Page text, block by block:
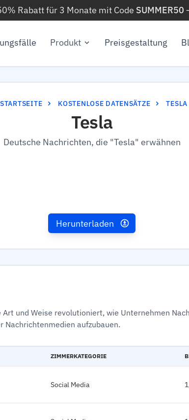
Rabatt für 3 Monate mit Code SUMMER50
Produkt Preisgestaltung
STARTSEITE KOSTENLOSE DATENSÄTZE TESLA
Tesla
Deutsche Nachrichten, die "Tesla" erwähnen
Herunterladen
und Weise revolutioniert, wie Unternehmen
Nachrichtenmedien aufzubauen.
ZIMMERKATEGORIE
Social Media